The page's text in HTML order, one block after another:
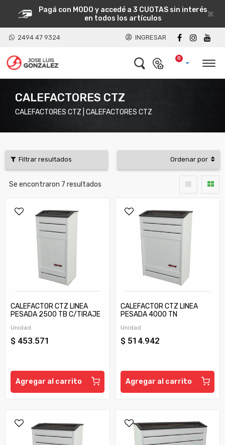
×
Pagá con MODO y accedé a 3 CUOTAS sin interés
en todos los artículos
2494 47 9324 INGRESAR
0
CALEFACTORES CTZ
CALEFACTORES CTZ | CALEFACTORES CTZ
Filtrar resultados Ordenar por
Se encontraron 7 resultados
CALEFACTOR CTZ LINEA
PESADA 2500 TB C/TIRAJE
Unidad
$ 453.571
Agregar al carrito
CALEFACTOR CTZ LINEA
PESADA 4000 TN
Unidad
$ 514.942
Agregar al carrito